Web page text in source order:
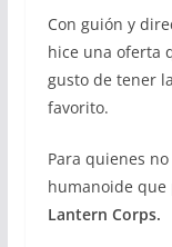
Con guión y
hice una oferta
gusto de tener
favorito.
Para quienes
humanoide que
Lantern Corps.